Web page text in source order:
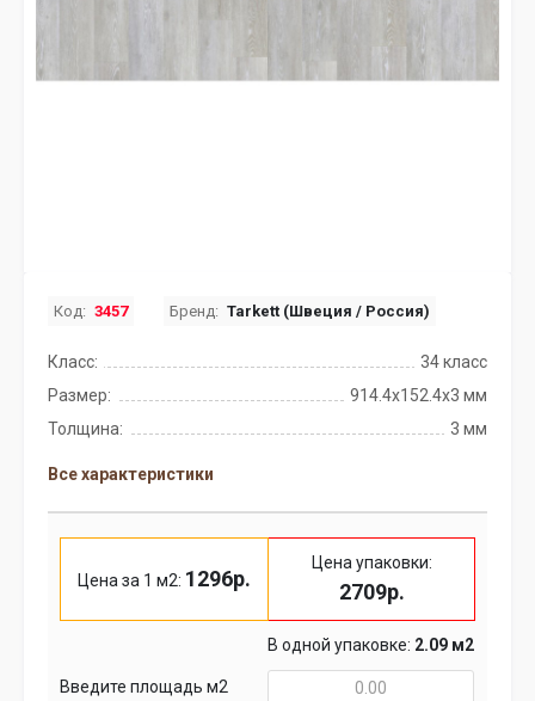
Код: 3457 Бренд: Tarkett (Швеция / Россия)
Класс:
34 класс
Размер:
914.4x152.4х3 мм
Толщина:
3 мм
Все характеристики
Цена за 1 м2: 1296р.
Цена упаковки:
2709р.
В одной упаковке: 2.09 м2
Введите площадь м2